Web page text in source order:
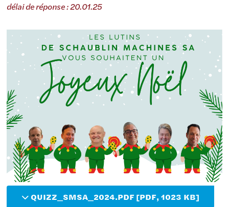
délai de réponse : 20.01.25
QUIZZ_SMSA_2024.PDF [PDF, 1023 KB]